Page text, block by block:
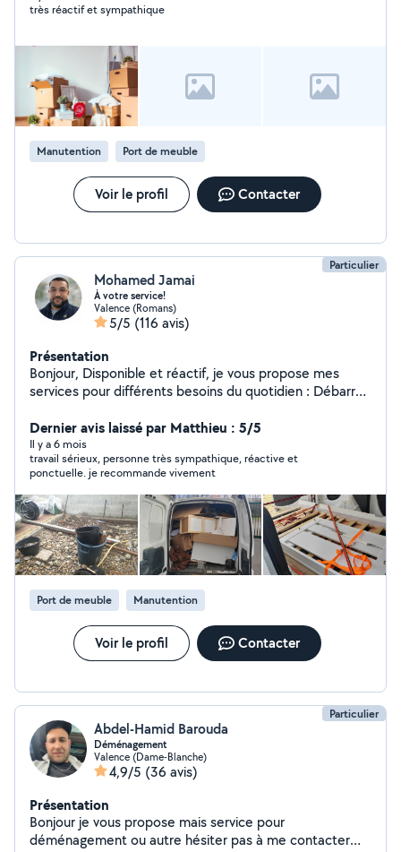
très réactif et sympathique
Manutention Port de meuble
Voir le profil Contacter
Particulier
Mohamed Jamai
À votre service!
Valence (Romans)
5/5 (116 avis)
Présentation
Bonjour, Disponible et réactif, je vous propose mes
services pour différents besoins du quotidien : Débarras
électroménager, végétaux, gravats, cartons, etc.).
Montage de meubles : assemblage rapide et soigné de
vos meubles. Retrait et livraison : récupération de
meubles, colis ou achats en magasin et transport jusqu'à
votre domicile. Manutention et aide au déménagement
: déplacement de meubles, réorganisation d'espaces,
chargement et déchargement. Service événementiel :
serveur pour mariages, anniversaires, réceptions et
autres événements. Ménage et entretien : aide
ponctuelle ou régulière pour l'entretien de votre
logement. Je m'engage à fournir un travail sérieux,
soigné et efficace, avec une réponse rapide à toutes
vos demandes. N'hésitez pas à me contacter pour
échanger sur votre besoin. À bientôt !
Dernier avis laissé par Matthieu : 5/5
Il y a 6 mois
travail sérieux, personne très sympathique, réactive et
ponctuelle. je recommande vivement
Port de meuble Manutention
Voir le profil Contacter
Particulier
Abdel-Hamid Barouda
Déménagement
Valence (Dame-Blanche)
4,9/5 (36 avis)
Présentation
Bonjour je vous propose mais service pour
déménagement ou autre hésiter pas à me contacter